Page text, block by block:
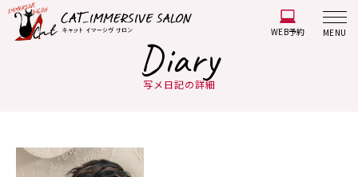
WEB予約 MENU
Diary
写メ日記の詳細